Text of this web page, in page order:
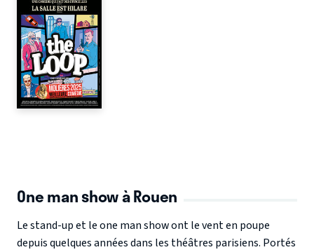
One man show à Rouen
Le stand-up et le one man show ont le vent en poupe
depuis quelques années dans les théâtres parisiens. Portés